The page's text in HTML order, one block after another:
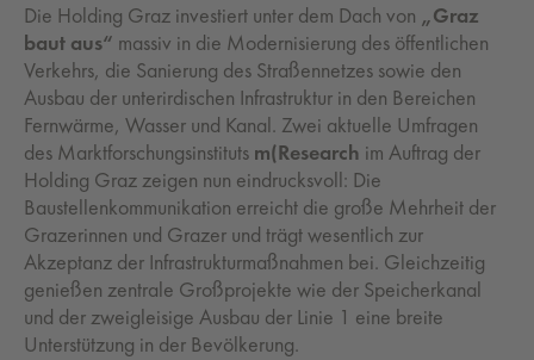
Die Holding Graz investiert unter dem Dach von „Graz
baut aus“ massiv in die Modernisierung des öffentlichen
Verkehrs, die Sanierung des Straßennetzes sowie den
Ausbau der unterirdischen Infrastruktur in den Bereichen
Fernwärme, Wasser und Kanal. Zwei aktuelle Umfragen
des Marktforschungsinstituts m(Research im Auftrag der
Holding Graz zeigen nun eindrucksvoll: Die
Baustellenkommunikation erreicht die große Mehrheit der
Grazerinnen und Grazer und trägt wesentlich zur
Akzeptanz der Infrastrukturmaßnahmen bei. Gleichzeitig
genießen zentrale Großprojekte wie der Speicherkanal
und der zweigleisige Ausbau der Linie 1 eine breite
Unterstützung in der Bevölkerung.